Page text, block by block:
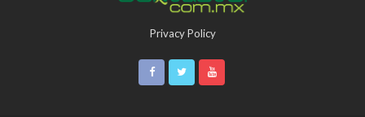
Privacy Policy